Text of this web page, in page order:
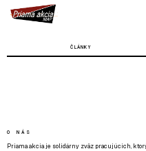
ČLÁNKY
O NÁS
Priama akcia je solidárny zväz pracujúcich,